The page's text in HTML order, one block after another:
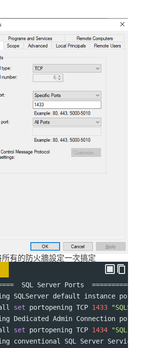
有的防火牆設定一次搞定
  SQL Server Ports
SQLServer default instance port
set portopening TCP 1433
Dedicated Admin Connection port
set portopening TCP 1434
"SQL
conventional SQL Server Service